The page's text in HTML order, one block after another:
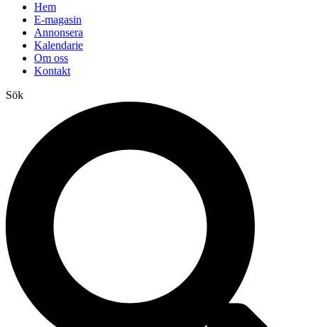
Hem
E-magasin
Annonsera
Kalendarie
Om oss
Kontakt
Sök